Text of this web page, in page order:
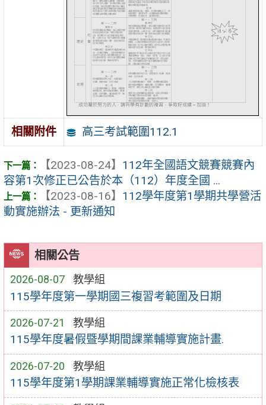
相關公告
2026-08-07 教學組
115學年度第一學期國三複習考範圍及日期
2026-07-21 教學組
115學年度暑假暨學期間課業輔導實施計畫.
2026-07-20 教學組
115學年度第1學期課業輔導實施正常化檢核表
相關附件 高三考試範圍112.1
【2023-08-24】 112年全國語文競賽競賽內
容第1次修正已公告於本（112）年度全國 ...
【2023-08-16】 112學年度第1學期共學營活
動實施辦法 - 更新通知